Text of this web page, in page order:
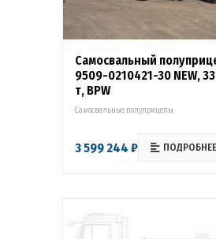
Самосвальный
9509-0210421-30 NEW,
т, BPW
Самосвальные полуприцепы
3 599 244 ₽ ПОДРОБНЕЕ